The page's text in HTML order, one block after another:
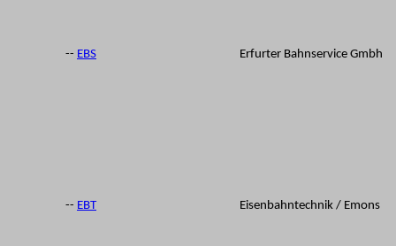
-- EBS Erfurter Bahnservice Gmbh
-- EBT Eisenbahntechnik / Emons